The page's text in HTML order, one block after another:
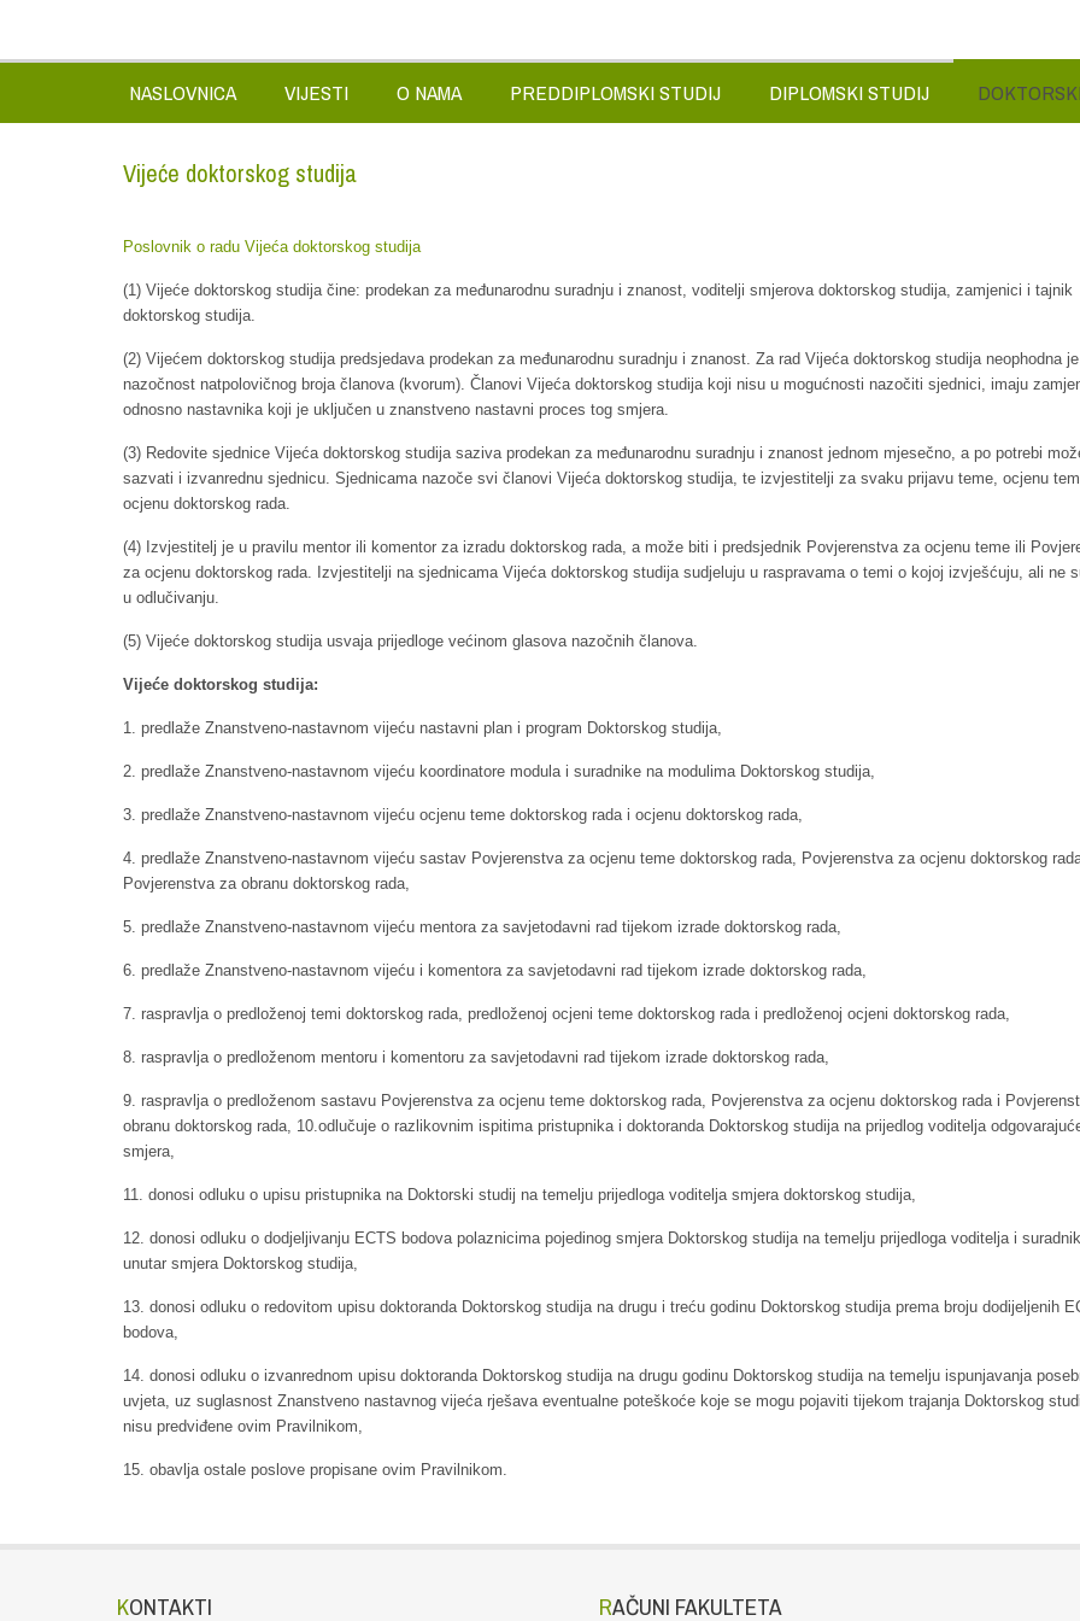
NASLOVNICA VIJESTI O NAMA PREDDIPLOMSKI STUDIJ DIPLOMSKI STUDIJ
Vijeće doktorskog studija
Poslovnik o radu Vijeća doktorskog studija
(1) Vijeće doktorskog studija čine: prodekan za međunarodnu suradnju i znanost, voditelji smjerova doktorskog studija, zamjenici i tajnik
doktorskog studija.
(2) Vijećem doktorskog studija predsjedava prodekan za međunarodnu suradnju i znanost. Za rad Vijeća doktorskog studija neophodna je
nazočnost natpolovičnog broja članova (kvorum). Članovi Vijeća doktorskog studija koji nisu u mogućnosti nazočiti sjednici, imaju
odnosno nastavnika koji je uključen u znanstveno nastavni proces tog smjera.
(3) Redovite sjednice Vijeća doktorskog studija saziva prodekan za međunarodnu suradnju i znanost jednom mjesečno, a po potrebi
sazvati i izvanrednu sjednicu. Sjednicama nazoče svi članovi Vijeća doktorskog studija, te izvjestitelji za svaku prijavu teme, ocjenu
ocjenu doktorskog rada.
(4) Izvjestitelj je u pravilu mentor ili komentor za izradu doktorskog rada, a može biti i predsjednik Povjerenstva za ocjenu teme ili
za ocjenu doktorskog rada. Izvjestitelji na sjednicama Vijeća doktorskog studija sudjeluju u raspravama o temi o kojoj izvješćuju, ali ne
u odlučivanju.
(5) Vijeće doktorskog studija usvaja prijedloge većinom glasova nazočnih članova.
Vijeće doktorskog studija:
1. predlaže Znanstveno-nastavnom vijeću nastavni plan i program Doktorskog studija,
2. predlaže Znanstveno-nastavnom vijeću koordinatore modula i suradnike na modulima Doktorskog studija,
3. predlaže Znanstveno-nastavnom vijeću ocjenu teme doktorskog rada i ocjenu doktorskog rada,
4. predlaže Znanstveno-nastavnom vijeću sastav Povjerenstva za ocjenu teme doktorskog rada, Povjerenstva za ocjenu doktorskog
Povjerenstva za obranu doktorskog rada,
5. predlaže Znanstveno-nastavnom vijeću mentora za savjetodavni rad tijekom izrade doktorskog rada,
6. predlaže Znanstveno-nastavnom vijeću i komentora za savjetodavni rad tijekom izrade doktorskog rada,
7. raspravlja o predloženoj temi doktorskog rada, predloženoj ocjeni teme doktorskog rada i predloženoj ocjeni doktorskog rada,
8. raspravlja o predloženom mentoru i komentoru za savjetodavni rad tijekom izrade doktorskog rada,
9. raspravlja o predloženom sastavu Povjerenstva za ocjenu teme doktorskog rada, Povjerenstva za ocjenu doktorskog rada i
obranu doktorskog rada, 10.odlučuje o razlikovnim ispitima pristupnika i doktoranda Doktorskog studija na prijedlog voditelja
smjera,
11. donosi odluku o upisu pristupnika na Doktorski studij na temelju prijedloga voditelja smjera doktorskog studija,
12. donosi odluku o dodjeljivanju ECTS bodova polaznicima pojedinog smjera Doktorskog studija na temelju prijedloga voditelja i
unutar smjera Doktorskog studija,
13. donosi odluku o redovitom upisu doktoranda Doktorskog studija na drugu i treću godinu Doktorskog studija prema broju dodijeljenih
bodova,
14. donosi odluku o izvanrednom upisu doktoranda Doktorskog studija na drugu godinu Doktorskog studija na temelju ispunjavanja
uvjeta, uz suglasnost Znanstveno nastavnog vijeća rješava eventualne poteškoće koje se mogu pojaviti tijekom trajanja Doktorskog
nisu predviđene ovim Pravilnikom,
15. obavlja ostale poslove propisane ovim Pravilnikom.
KONTAKTI RAČUNI FAKULTETA